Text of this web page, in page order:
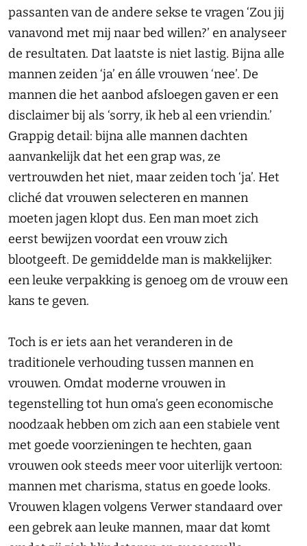
passanten van de andere sekse te vragen ‘Zou jij
vanavond met mij naar bed willen?’ en analyseer
de resultaten. Dat laatste is niet lastig. Bijna alle
mannen zeiden ‘ja’ en álle vrouwen ‘nee’. De
mannen die het aanbod afsloegen gaven er een
disclaimer bij als ‘sorry, ik heb al een vriendin.’
Grappig detail: bijna alle mannen dachten
aanvankelijk dat het een grap was, ze
vertrouwden het niet, maar zeiden toch ‘ja’. Het
cliché dat vrouwen selecteren en mannen
moeten jagen klopt dus. Een man moet zich
eerst bewijzen voordat een vrouw zich
blootgeeft. De gemiddelde man is makkelijker:
een leuke verpakking is genoeg om de vrouw een
kans te geven.
Toch is er iets aan het veranderen in de
traditionele verhouding tussen mannen en
vrouwen. Omdat moderne vrouwen in
tegenstelling tot hun oma’s geen economische
noodzaak hebben om zich aan een stabiele vent
met goede voorzieningen te hechten, gaan
vrouwen ook steeds meer voor uiterlijk vertoon:
mannen met charisma, status en goede looks.
Vrouwen klagen volgens Verwer standaard over
een gebrek aan leuke mannen, maar dat komt